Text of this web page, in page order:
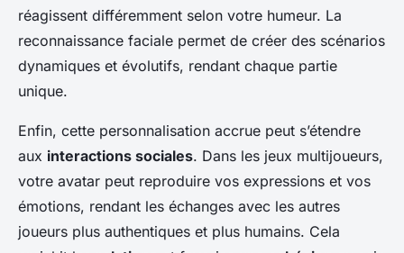
réagissent différemment selon votre humeur. La
reconnaissance faciale permet de créer des scénarios
dynamiques et évolutifs, rendant chaque partie
unique.
Enfin, cette personnalisation accrue peut s’étendre
aux interactions sociales. Dans les jeux multijoueurs,
votre avatar peut reproduire vos expressions et vos
émotions, rendant les échanges avec les autres
joueurs plus authentiques et plus humains. Cela